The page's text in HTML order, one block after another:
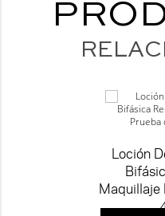
Loción
Maquillaje